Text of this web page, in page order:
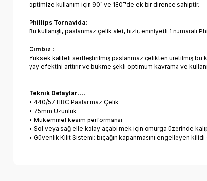
optimize kullanım için 90˚ ve 180˚'de ek bir dirence sahiptir.
Phillips Tornavida:
Bu kullanışlı, paslanmaz çelik alet, hızlı, emniyetli 1 numaralı
Cımbız :
Yüksek kaliteli sertleştirilmiş paslanmaz çelikten üretilmiş bu
yay efektini arttırır ve bükme şekli optimum kavrama ve
Teknik Detaylar....
• 440/57 HRC Paslanmaz Çelik
• 75mm Uzunluk
• Mükemmel kesim performansı
• Sol veya sağ elle kolay açabilmek için omurga üzerinde
• Güvenlik Kilit Sistemi: bıçağın kapanmasını engelleyen